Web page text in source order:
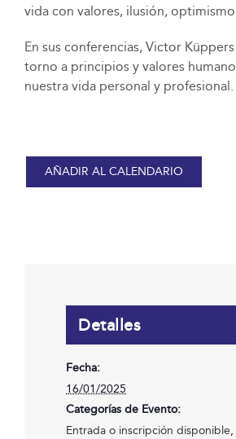
vida con valores, ilusión,
En sus conferencias, Victor
torno a principios y valores
nuestra vida personal y profesional.
AÑADIR AL CALENDARIO
Detalles
Fecha:
16/01/2025
Categorías de Evento:
Entrada o inscripción disponible